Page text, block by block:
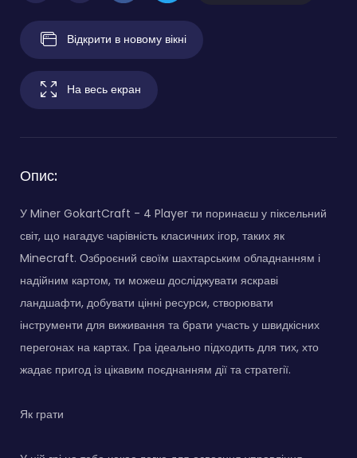
Відкрити в новому вікні
На весь екран
Опис:
У Miner GokartCraft - 4 Player ти поринаєш у піксельний
світ, що нагадує чарівність класичних ігор, таких як
Minecraft. Озброєний своїм шахтарським обладнанням і
надійним картом, ти можеш досліджувати яскраві
ландшафти, добувати цінні ресурси, створювати
інструменти для виживання та брати участь у швидкісних
перегонах на картах. Гра ідеально підходить для тих, хто
жадає пригод із цікавим поєднанням дії та стратегії.
Як грати